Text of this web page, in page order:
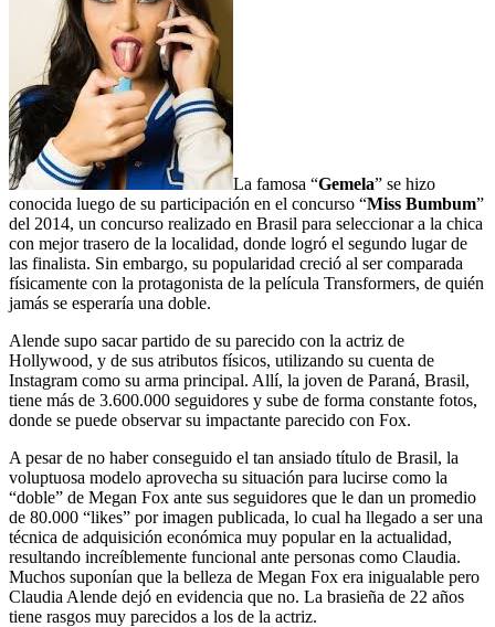
La famosa “Gemela” se hizo
conocida luego de su participación en el concurso “Miss Bumbum”
del 2014, un concurso realizado en Brasil para seleccionar a la chica
con mejor trasero de la localidad, donde logró el segundo lugar de
las finalista. Sin embargo, su popularidad creció al ser comparada
físicamente con la protagonista de la película Transformers, de quién
jamás se esperaría una doble.
Alende supo sacar partido de su parecido con la actriz de
Hollywood, y de sus atributos físicos, utilizando su cuenta de
Instagram como su arma principal. Allí, la joven de Paraná, Brasil,
tiene más de 3.600.000 seguidores y sube de forma constante fotos,
donde se puede observar su impactante parecido con Fox.
A pesar de no haber conseguido el tan ansiado título de Brasil, la
voluptuosa modelo aprovecha su situación para lucirse como la
“doble” de Megan Fox ante sus seguidores que le dan un promedio
de 80.000 “likes” por imagen publicada, lo cual ha llegado a ser una
técnica de adquisición económica muy popular en la actualidad,
resultando increíblemente funcional ante personas como Claudia.
Muchos suponían que la belleza de Megan Fox era inigualable pero
Claudia Alende dejó en evidencia que no. La brasieña de 22 años
tiene rasgos muy parecidos a los de la actriz.